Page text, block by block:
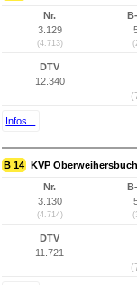
Nr.
3.129
(4.713)
DTV
12.340
Infos...
B 14 KVP
Nr.
3.130
(4.714)
DTV
11.721